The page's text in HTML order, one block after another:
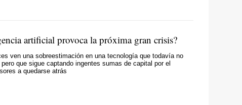
artificial provoca la próxima gran crisis?
ven una sobreestimación en una tecnología que todavía no
que sigue captando ingentes sumas de capital por el
a quedarse atrás